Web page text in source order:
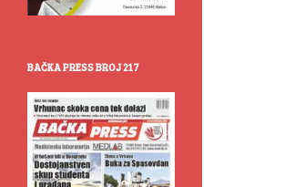
BAČKA PRESS BROJ 217